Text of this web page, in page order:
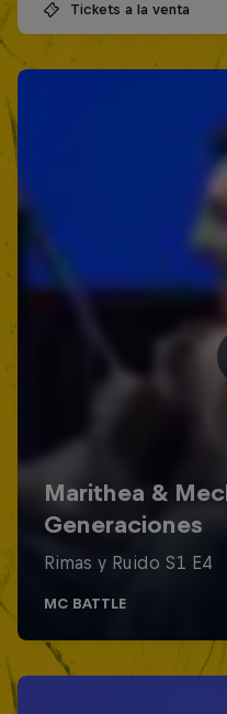
Tickets a la venta